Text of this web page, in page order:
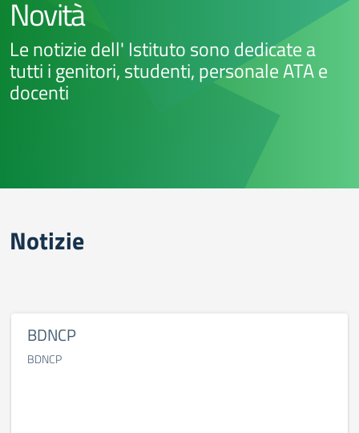
Novità
Le notizie dell' Istituto sono dedicate a
tutti i genitori, studenti, personale ATA e
docenti
Notizie
BDNCP
BDNCP